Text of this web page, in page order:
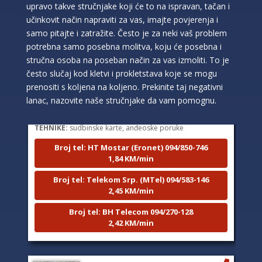
upravo takve stručnjake koji će to na ispravan, tačan i
učinkovit način napraviti za vas, imajte povjerenja i
samo pitajte i zatražite. Često je za neki vaš problem
potrebna samo posebna molitva, koju će posebna i
stručna osoba na poseban način za vas izmoliti. To je
često slučaj kod kletvi i prokletstava koje se mogu
prenositi s koljena na koljeno. Prekinite taj negativni
lanac, nazovite naše stručnjake da vam pomognu.
LUCIJA / Kod #136
Tarot savjetnik je zauzet
Broj tel: HT Mostar (Eronet) 094/850-746
1,84 KM/min
Broj tel: Telekom Srp. (MTel) 094/583-146
2,45 KM/min
Broj tel: BH Telecom 094/270-128
2,42 KM/min